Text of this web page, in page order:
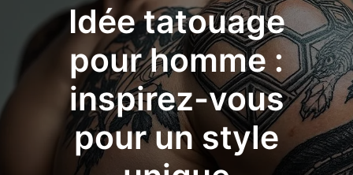
Idée tatouage
pour homme :
inspirez-vous
pour un style